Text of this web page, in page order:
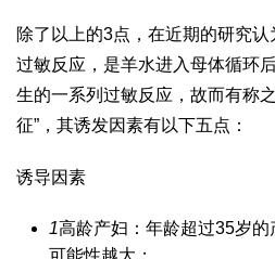
除了以上的3点，在近期的研究
过敏反应，是羊水进入母体循环
生的一系列过敏反应，故而有称
征”，其诱发因素有以下五点：
诱导因素
1高龄产妇：年龄超过35岁